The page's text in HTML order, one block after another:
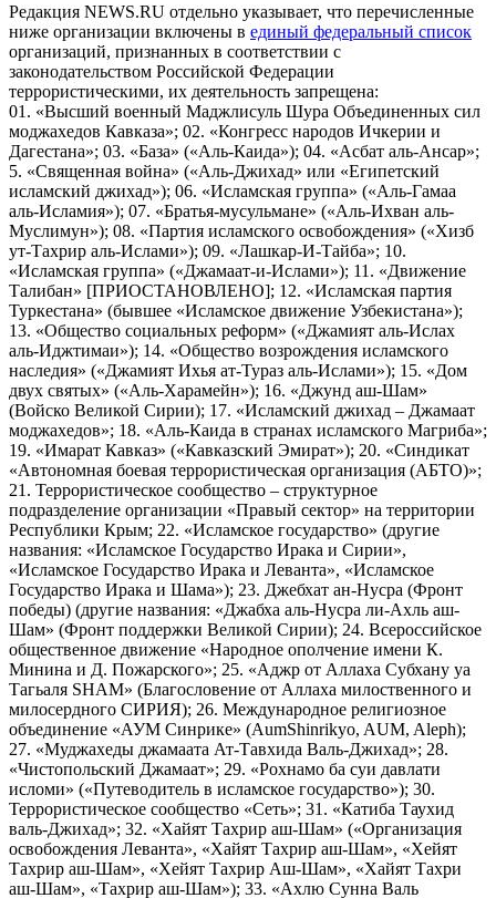
Редакция NEWS.RU отдельно указывает, что перечисленные
ниже организации включены в единый федеральный список
организаций, признанных в соответствии с
законодательством Российской Федерации
террористическими, их деятельность запрещена:
01. «Высший военный Маджлисуль Шура Объединенных сил
моджахедов Кавказа»; 02. «Конгресс народов Ичкерии и
Дагестана»; 03. «База» («Аль-Каида»); 04. «Асбат аль-Ансар»;
5. «Священная война» («Аль-Джихад» или «Египетский
исламский джихад»); 06. «Исламская группа» («Аль-Гамаа
аль-Исламия»); 07. «Братья-мусульмане» («Аль-Ихван аль-
Муслимун»); 08. «Партия исламского освобождения» («Хизб
ут-Тахрир аль-Ислами»); 09. «Лашкар-И-Тайба»; 10.
«Исламская группа» («Джамаат-и-Ислами»); 11. «Движение
Талибан» [ПРИОСТАНОВЛЕНО]; 12. «Исламская партия
Туркестана» (бывшее «Исламское движение Узбекистана»);
13. «Общество социальных реформ» («Джамият аль-Ислах
аль-Иджтимаи»); 14. «Общество возрождения исламского
наследия» («Джамият Ихья ат-Тураз аль-Ислами»); 15. «Дом
двух святых» («Аль-Харамейн»); 16. «Джунд аш-Шам»
(Войско Великой Сирии); 17. «Исламский джихад – Джамаат
моджахедов»; 18. «Аль-Каида в странах исламского Магриба»;
19. «Имарат Кавказ» («Кавказский Эмират»); 20. «Синдикат
«Автономная боевая террористическая организация (АБТО)»;
21. Террористическое сообщество – структурное
подразделение организации «Правый сектор» на территории
Республики Крым; 22. «Исламское государство» (другие
названия: «Исламское Государство Ирака и Сирии»,
«Исламское Государство Ирака и Леванта», «Исламское
Государство Ирака и Шама»); 23. Джебхат ан-Нусра (Фронт
победы) (другие названия: «Джабха аль-Нусра ли-Ахль аш-
Шам» (Фронт поддержки Великой Сирии); 24. Всероссийское
общественное движение «Народное ополчение имени К.
Минина и Д. Пожарского»; 25. «Аджр от Аллаха Субхану уа
Тагьаля SHAM» (Благословение от Аллаха милоственного и
милосердного СИРИЯ); 26. Международное религиозное
объединение «АУМ Синрике» (AumShinrikyo, AUM, Aleph);
27. «Муджахеды джамаата Ат-Тавхида Валь-Джихад»; 28.
«Чистопольский Джамаат»; 29. «Рохнамо ба суи давлати
исломи» («Путеводитель в исламское государство»); 30.
Террористическое сообщество «Сеть»; 31. «Катиба Таухид
валь-Джихад»; 32. «Хайят Тахрир аш-Шам» («Организация
освобождения Леванта», «Хайят Тахрир аш-Шам», «Хейят
Тахрир аш-Шам», «Хейят Тахрир Аш-Шам», «Хайят Тахри
аш-Шам», «Тахрир аш-Шам»); 33. «Ахлю Сунна Валь